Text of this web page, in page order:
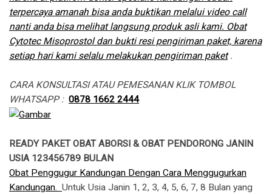
terpercaya amanah bisa anda buktikan melalui video call
nanti anda bisa melihat langsung produk asli kami. Obat
Cytotec Misoprostol dan bukti resi pengiriman paket, karena
setiap hari kami selalu melakukan pengiriman paket.
CARA KONSULTASI ATAU PEMESANAN KLIK TOMBOL
WHATSAPP : 0878 1662 2444
READY PAKET OBAT ABORSI & OBAT PENDORONG JANIN
USIA 123456789 BULAN
Obat Penggugur Kandungan Dengan Cara Menggugurkan
Kandungan. Untuk Usia Janin 1, 2, 3, 4, 5, 6, 7, 8 Bulan yang